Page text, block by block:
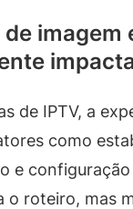
imagem
de IPTV, a
como
e
o roteiro, mas